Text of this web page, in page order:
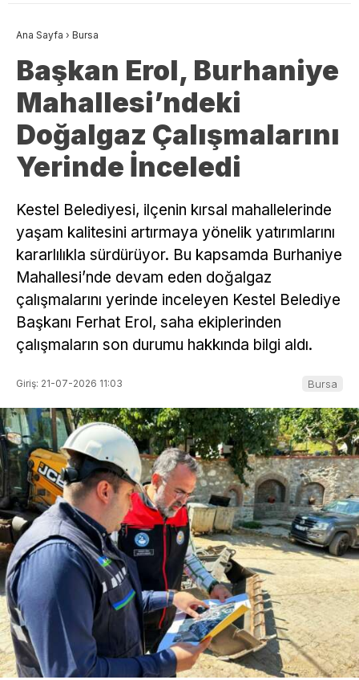
Ana Sayfa › Bursa
Başkan Erol, Burhaniye
Mahallesi’ndeki
Doğalgaz Çalışmalarını
Yerinde İnceledi
Kestel Belediyesi, ilçenin kırsal mahallelerinde
yaşam kalitesini artırmaya yönelik yatırımlarını
kararlılıkla sürdürüyor. Bu kapsamda Burhaniye
Mahallesi’nde devam eden doğalgaz
çalışmalarını yerinde inceleyen Kestel Belediye
Başkanı Ferhat Erol, saha ekiplerinden
çalışmaların son durumu hakkında bilgi aldı.
Giriş: 21-07-2026 11:03 Bursa